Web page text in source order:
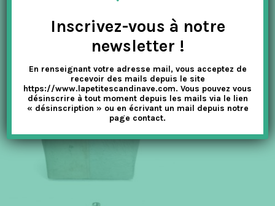
Inscrivez-vous à notre
newsletter !
En renseignant votre adresse mail, vous acceptez de
recevoir des mails depuis le site
https://www.lapetitescandinave.com. Vous pouvez vous
désinscrire à tout moment depuis les mails via le lien
« désinscription » ou en écrivant un mail depuis notre
page contact.